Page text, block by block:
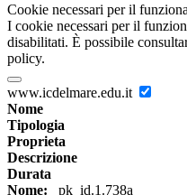
Cookie necessari per il
I cookie necessari per il
disabilitati. È possibile
policy.
www.icdelmare.edu.it
Nome
Tipologia
Proprieta
Descrizione
Durata
Nome: _pk_id.1.738a